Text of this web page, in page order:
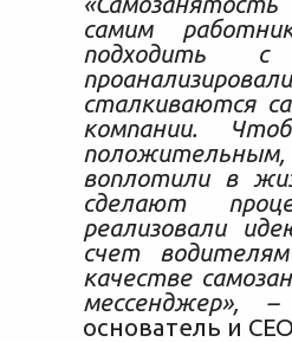
самим
подходить
сталкиваются
компании.
положительным,
воплотили в
сделают
реализовали
счет
качестве
мессенджер», –
основатель и